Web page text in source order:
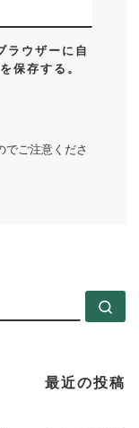
ラウザーに自
保存する。
でご注意くださ
最近の投稿